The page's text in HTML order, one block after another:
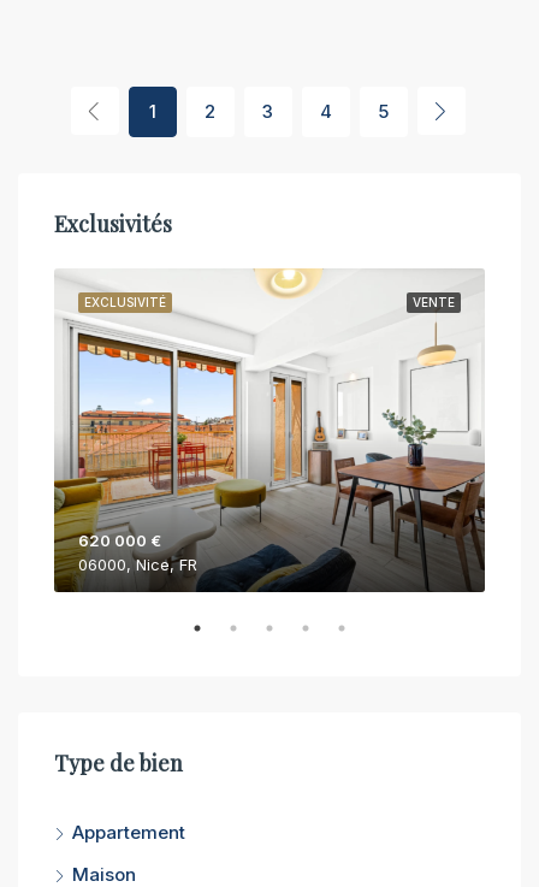
1 2 3 4 5
Exclusivités
VENTE
EXCLUSIVITÉ
620 000 €
06000, Nice, FR
Type de bien
Appartement
Maison